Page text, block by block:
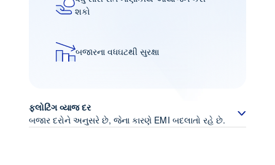
શકો
બજારના વધઘટથી સુરક્ષા
ફ્લોટિંગ વ્યાજ દર
બજાર દરોને અનુસરે છે, જેના કારણે EMI બદલાતો રહે છે.